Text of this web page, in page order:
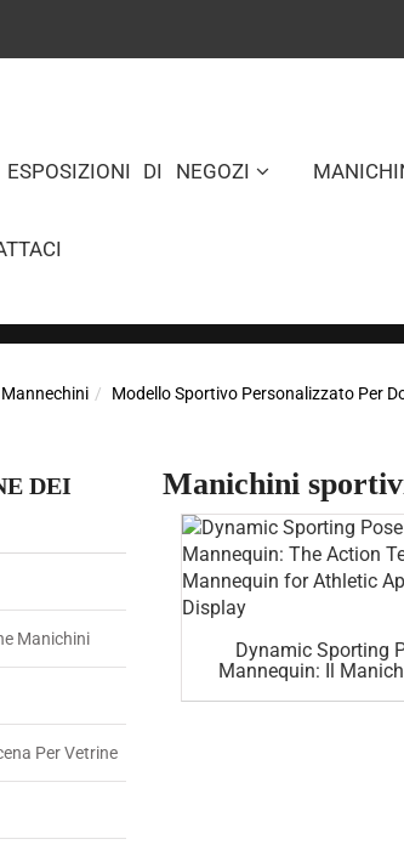
DI NEGOZI
Mannechini Modello Sportivo Personalizzato Per
DEI
Manichini
Per Vetrine
Manichini
Dynamic Sporting
Mannequin: Il